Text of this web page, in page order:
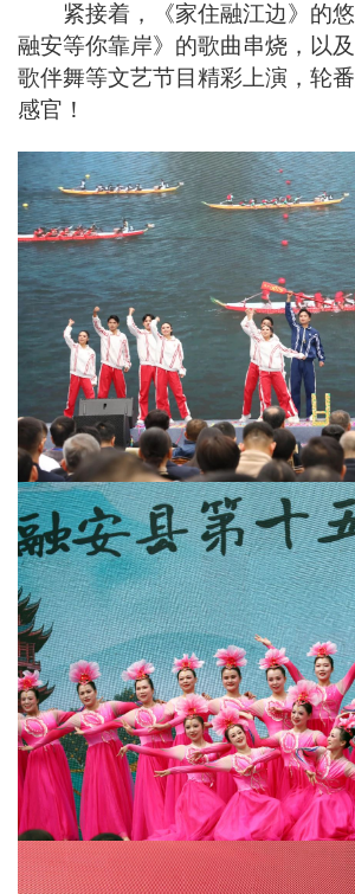
紧接着，《家住融江边》的
融安等你靠岸》的歌曲串烧，以
歌伴舞等文艺节目精彩上演，轮
感官！